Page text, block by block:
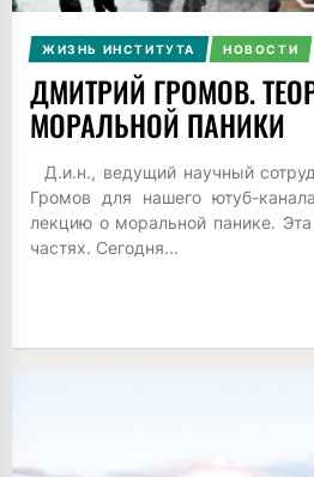
ЖИЗНЬ ИНСТИТУТА НОВОСТИ
ДМИТРИЙ ГРОМОВ.
МОРАЛЬНОЙ ПАНИКИ
Д.и.н., ведущий научный
Громов для нашего ютуб-
лекцию о моральной панике.
частях. Сегодня...